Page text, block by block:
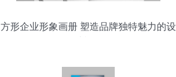
方形企业形象画册 塑造品牌独特魅力的设